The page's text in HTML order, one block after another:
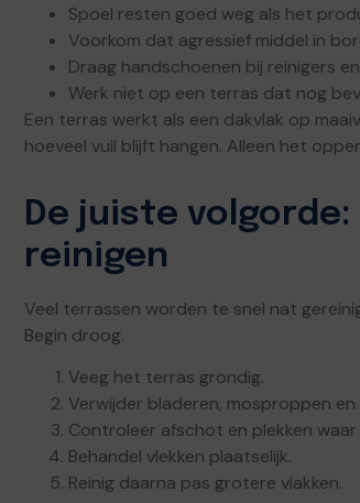
Spoel resten goed weg als het
Voorkom dat agressief middel in
Draag handschoenen bij reinigers
Werk niet op een terras dat nog
Een terras werkt als een dakvlak op
hoeveel vuil blijft hangen. Alleen het
De juiste
reinigen
Veel terrassen worden te snel nat
Begin droog.
Veeg het terras grondig.
Verwijder bladeren, mosproppen
Controleer afschot en plekken
Behandel vlekken plaatselijk.
Reinig daarna pas grotere vlakken.